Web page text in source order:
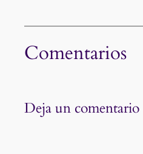
Comentarios
Deja un comentario